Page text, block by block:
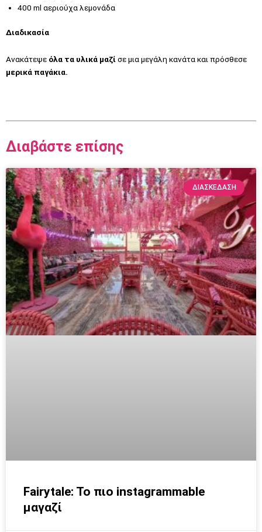
400 ml αεριούχα λεμονάδα
Διαδικασία
Ανακάτεψε όλα τα υλικά μαζίσε μια μεγάλη κανάτα και πρόσθεσε
μερικά παγάκια.
Διαβάστε επίσης
ΔΙΑΣΚΕΔΑΣΗ
Fairytale: To πιο instagrammable
μαγαζί